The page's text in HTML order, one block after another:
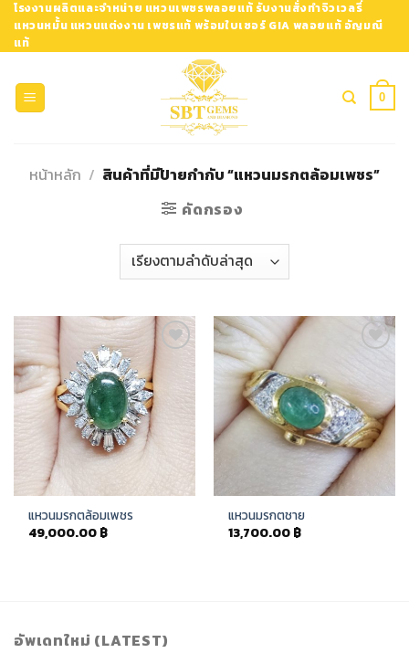
Skip
content
โรงงานผลิตและจำหน่าย แหวนเพชรพลอยแท้ รับงานสั่งทำจิวเวลรี่
แหวนหมั้น แหวนแต่งงาน เพชรแท้ พร้อมใบเซอร์ GIA พลอยแท้ อัญมณี
แท้
0
หน้าหลัก / สินค้าที่มีป้ายกำกับ “แหวนมรกตล้อมเพชร”
คัดกรอง
Add to
Wishlist
แหวนมรกตล้อมเพชร
49,000.00 ฿
แหวนมรกตชาย
13,700.00 ฿
อัพเดทใหม่ (LATEST)